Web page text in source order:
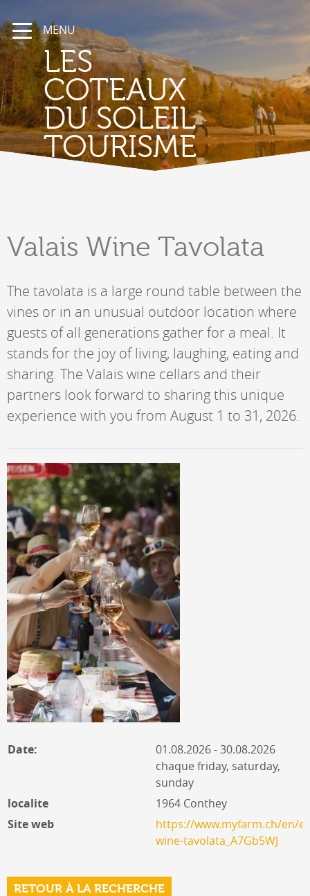
MENU
LES
COTEAUX
DU SOLEIL
TOURISME
Valais Wine Tavolata
The tavolata is a large round table between the
vines or in an unusual outdoor location where
guests of all generations gather for a meal. It
stands for the joy of living, laughing, eating and
sharing. The Valais wine cellars and their
partners look forward to sharing this unique
experience with you from August 1 to 31, 2026.
Date:
01.08.2026 - 30.08.2026
chaque friday, saturday,
sunday
localite
1964 Conthey
Site web
https://www.myfarm.ch/en/
wine-tavolata_A7Gb5WJ
RETOUR À LA RECHERCHE